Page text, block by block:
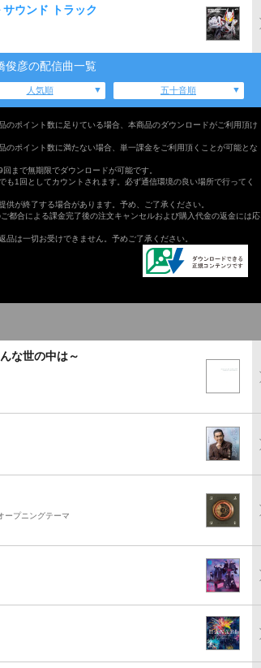
ウンド トラック
俊彦の配信曲一覧
人気順 五十音順
ポイント数に足りている場合、本商品のダウンロードがご利用頂け
ポイント数に満たない場合、単一課金をご利用頂くことが可能とな
まで無期限でダウンロードが可能です。
1回としてカウントされます。必ず通信環境の良い場所で行ってく
が終了する場合があります。予め、ご了承ください。
都合による課金完了後の注文キャンセルおよび購入代金の返金には応
は一切お受けできません。予めご了承ください。
な世の中は～
ープニングテーマ